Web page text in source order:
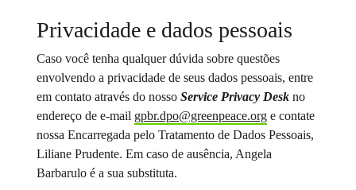
Privacidade e dados pessoais
Caso você tenha qualquer dúvida sobre questões
envolvendo a privacidade de seus dados pessoais, entre
em contato através do nosso Service Privacy Deskno
endereço de e-mail gpbr.dpo@greenpeace.orge contate
nossa Encarregada pelo Tratamento de Dados Pessoais,
Liliane Prudente. Em caso de ausência, Angela
Barbarulo é a sua substituta.